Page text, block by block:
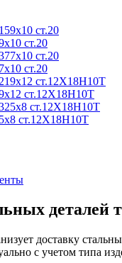
ст.20
ст.20
ст.12Х18Н10Т
ст.12Х18Н10Т
деталей
доставку
с учетом типа